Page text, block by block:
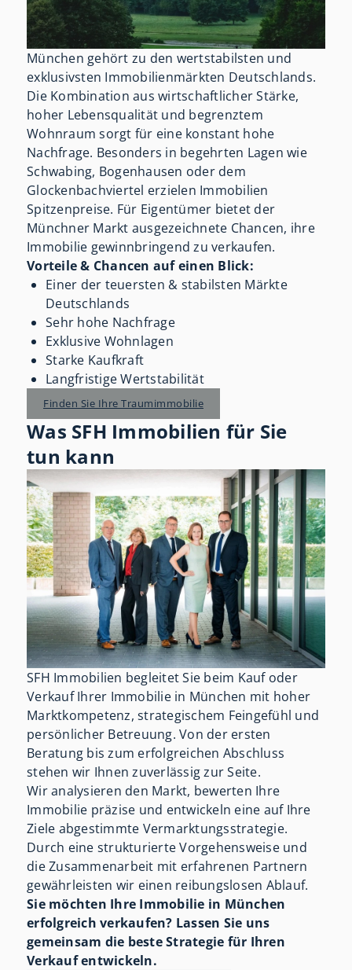
München gehört zu den wertstabilsten und
exklusivsten Immobilienmärkten Deutschlands.
Die Kombination aus wirtschaftlicher Stärke,
hoher Lebensqualität und begrenztem
Wohnraum sorgt für eine konstant hohe
Nachfrage. Besonders in begehrten Lagen wie
Schwabing, Bogenhausen oder dem
Glockenbachviertel erzielen Immobilien
Spitzenpreise. Für Eigentümer bietet der
Münchner Markt ausgezeichnete Chancen, ihre
Immobilie gewinnbringend zu verkaufen.
Vorteile & Chancen auf einen Blick:
Einer der teuersten & stabilsten Märkte
Deutschlands
Sehr hohe Nachfrage
Exklusive Wohnlagen
Starke Kaufkraft
Langfristige Wertstabilität
Finden Sie Ihre Traumimmobilie
Was SFH Immobilien für Sie
tun kann
SFH Immobilien begleitet Sie beim Kauf oder
Verkauf Ihrer Immobilie in München mit hoher
Marktkompetenz, strategischem Feingefühl und
persönlicher Betreuung. Von der ersten
Beratung bis zum erfolgreichen Abschluss
stehen wir Ihnen zuverlässig zur Seite.
Wir analysieren den Markt, bewerten Ihre
Immobilie präzise und entwickeln eine auf Ihre
Ziele abgestimmte Vermarktungsstrategie.
Durch eine strukturierte Vorgehensweise und
die Zusammenarbeit mit erfahrenen Partnern
gewährleisten wir einen reibungslosen Ablauf.
Sie möchten Ihre Immobilie in München
erfolgreich verkaufen? Lassen Sie uns
gemeinsam die beste Strategie für Ihren
Verkauf entwickeln.